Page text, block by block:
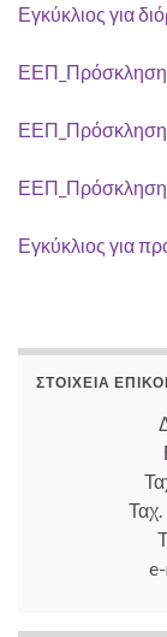
Εγκύκλιος για
Εγκύκλιος για
ΣΤΟΙΧΕΊΑ